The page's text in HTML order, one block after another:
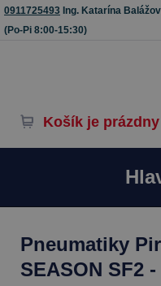
0911725493 Ing. Katarína
(Po-Pi 8:00-15:30)
Košík je prázdny
Pneumatiky
SEASON SF2